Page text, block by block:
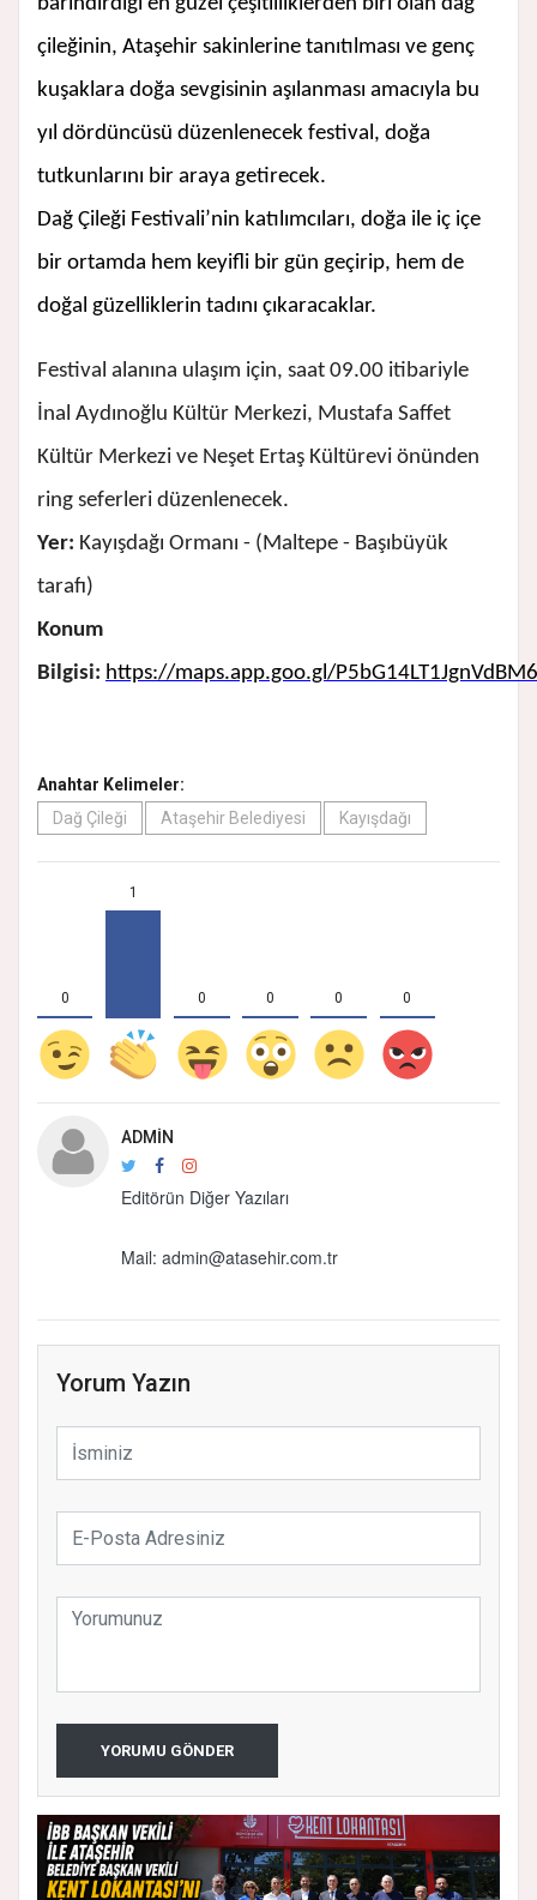
çileğinin, Ataşehir sakinlerine tanıtılması ve genç
kuşaklara doğa sevgisinin aşılanması amacıyla bu
yıl dördüncüsü düzenlenecek festival, doğa
tutkunlarını bir araya getirecek.
Dağ Çileği Festivali’nin katılımcıları, doğa ile iç içe
bir ortamda hem keyifli bir gün geçirip, hem de
doğal güzelliklerin tadını çıkaracaklar.
Festival alanına ulaşım için, saat 09.00 itibariyle
İnal Aydınoğlu Kültür Merkezi, Mustafa Saffet
Kültür Merkezi ve Neşet Ertaş Kültürevi önünden
ring seferleri düzenlenecek.
Yer: Kayışdağı Ormanı - (Maltepe - Başıbüyük
tarafı)
Konum
Bilgisi: https://maps.app.goo.gl/P5bG14LT1JgnVdBM6
Anahtar Kelimeler:
Dağ Çileği
Ataşehir Belediyesi Kayışdağı
0
1
0 0 0 0
ADMIN
Editörün Diğer Yazıları
Mail: admin@atasehir.com.tr
Yorum Yazın
YORUMU GÖNDER